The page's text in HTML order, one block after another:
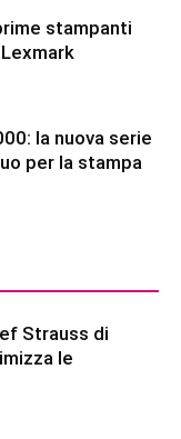
stampanti
la nuova serie
per la stampa
Strauss di
le